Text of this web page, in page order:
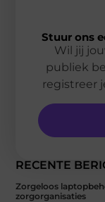
RECENTE
Zorgeloos
zorgorganisaties
Stuur ons
Wil jij
publiek
registreer